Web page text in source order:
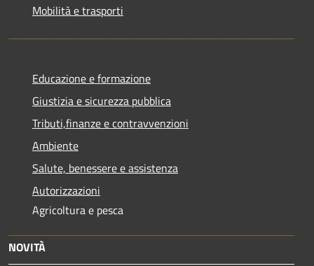
Mobilità e trasporti
Educazione e formazione
Giustizia e sicurezza pubblica
Tributi,finanze e contravvenzioni
Ambiente
Salute, benessere e assistenza
Autorizzazioni
Agricoltura e pesca
NOVITÀ